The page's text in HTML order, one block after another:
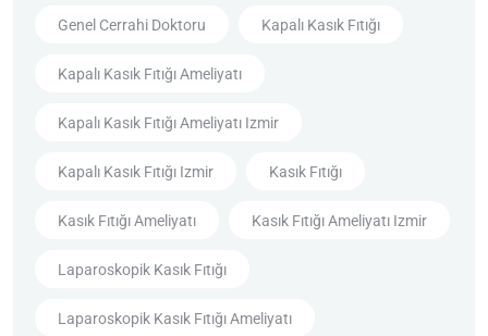
Genel Cerrahi Doktoru Kapalı Kasık Fıtığı
Kapalı Kasık Fıtığı Ameliyatı
Kapalı Kasık Fıtığı Ameliyatı Izmir
Kapalı Kasık Fıtığı Izmir Kasık Fıtığı
Kasık Fıtığı Ameliyatı Kasık Fıtığı Ameliyatı Izmir
Laparoskopik Kasık Fıtığı
Laparoskopik Kasık Fıtığı Ameliyatı